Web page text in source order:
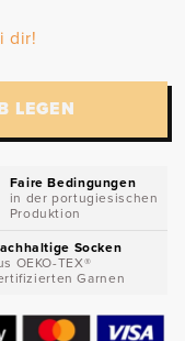
dir!
LEGEN
Faire Bedingungen
in der portugiesischen
Produktion
Socken
OEKO-TEX®
Garnen